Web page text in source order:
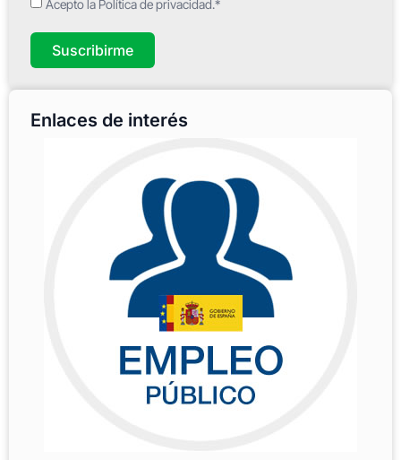
Acepto la Política de privacidad.*
Suscribirme
Enlaces de interés